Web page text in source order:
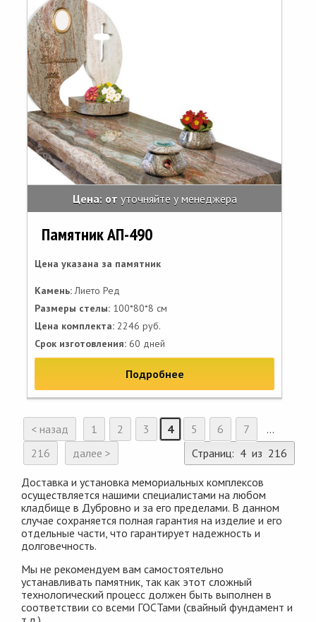
Цена: от уточняйте у менеджера
Памятник АП-490
Цена указана за памятник
Камень:Лието Ред
Размеры стелы: 100*80*8 см
Цена комплекта: 2246 руб.
Срок изготовления: 60 дней
Подробнее
< назад 1 2 3 4 5 6 7
...
216
далее > Страниц: 4 из 216
Доставка и установка мемориальных комплексов
осуществляется нашими специалистами на любом
кладбище в Дубровно и за его пределами. В данном
случае сохраняется полная гарантия на изделие и его
отдельные части, что гарантирует надежность и
долговечность.
Мы не рекомендуем вам самостоятельно
устанавливать памятник, так как этот сложный
технологический процесс должен быть выполнен в
соответствии со всеми ГОСТами (свайный фундамент и